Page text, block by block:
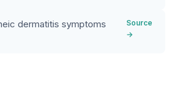
dermatitis symptoms
Source
→